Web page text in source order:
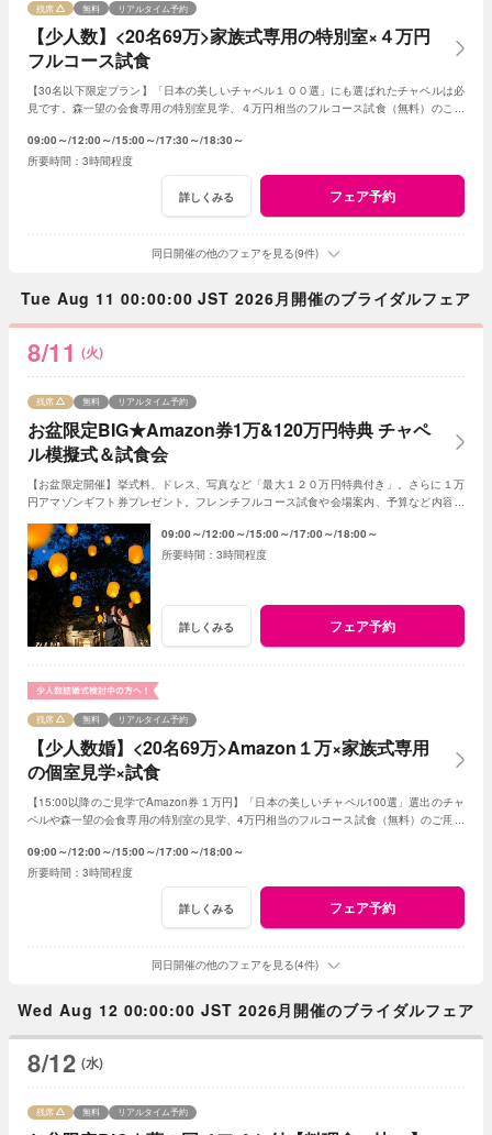
【少人数】<20名69万>家族式専用の特別室×４万円
フルコース試食
残席 無料 リアルタイム予約
【30名以下限定プラン】「日本の美しいチャペル１００選」にも選ばれたチャペルは必
見です。森一望の会食専用の特別室見学、４万円相当のフルコース試食（無料）のご用
09:00～ 12:00～ 15:00～ 17:30～ 18:30～
3時間程度
詳しくみる フェア予約
同日開催の他のフェアを見る(9件)
Tue Aug 11 00:00:00 JST 2026月開催のブライダルフェア
8/11 (火)
お盆限定BIG★Amazon券1万&120万円特典 チャペ
ル模擬式＆試食会
残席 無料 リアルタイム予約
【お盆限定開催】挙式料、ドレス、写真など「最大１２０万円特典付き」。さらに１万
円アマゾンギフト券プレゼント。フレンチフルコース試食や会場案内、予算など内容充
09:00～ 12:00～ 15:00～ 17:00～ 18:00～
3時間程度
詳しくみる フェア予約
【少人数婚】<20名69万>Amazon１万×家族式専用
の個室見学×試食
残席 無料 リアルタイム予約
【15:00以降のご見学でAmazon券１万円】「日本の美しいチャペル100選」選出のチャ
ペルや森一望の会食専用の特別室の見学、4万円相当のフルコース試食（無料）のご用意
09:00～ 12:00～ 15:00～ 17:00～ 18:00～
3時間程度
詳しくみる フェア予約
同日開催の他のフェアを見る(4件)
Wed Aug 12 00:00:00 JST 2026月開催のブライダルフェア
8/12 (水)
残席 無料 リアルタイム予約